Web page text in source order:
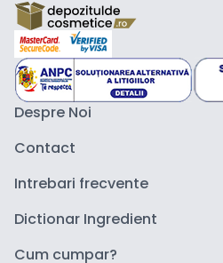
Despre Noi
Contact
Intrebari frecvente
Dictionar Ingredient
Cum cumpar?